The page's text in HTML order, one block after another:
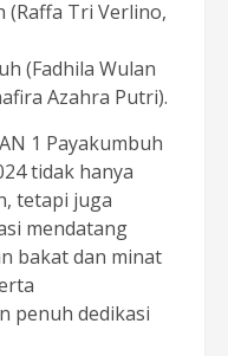
(Raffa Tri Verlino,
(Fadhila Wulan
Azahra Putri).
1 Payakumbuh
tidak hanya
tetapi juga
mendatang
bakat dan minat
penuh dedikasi